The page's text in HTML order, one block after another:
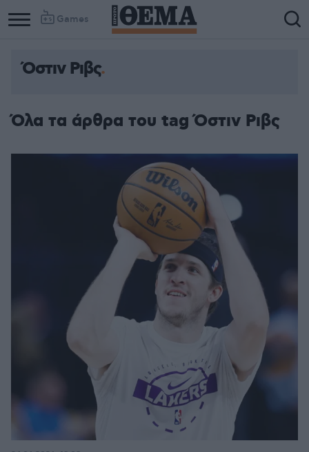
Games
Όστιν Ριβς
Όλα τα άρθρα του tag Όστιν Ριβς